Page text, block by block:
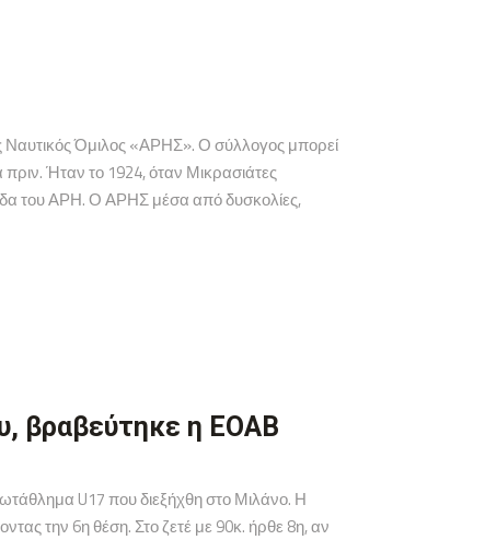
Ναυτικός Όμιλος «ΑΡΗΣ». Ο σύλλογος μπορεί
πριν. Ήταν το 1924, όταν Μικρασιάτες
του ΑΡΗ. Ο ΑΡΗΣ μέσα από δυσκολίες,
βραβεύτηκε η ΕΟΑΒ
U17 που διεξήχθη στο Μιλάνο. Η
την 6η θέση. Στο ζετέ με 90κ. ήρθε 8η, αν